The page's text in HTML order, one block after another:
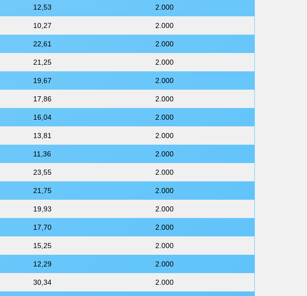
12,53 2.000
10,27 2.000
22,61 2.000
21,25 2.000
19,67 2.000
17,86 2.000
16,04 2.000
13,81 2.000
11,36 2.000
23,55 2.000
21,75 2.000
19,93 2.000
17,70 2.000
15,25 2.000
12,29 2.000
30,34 2.000